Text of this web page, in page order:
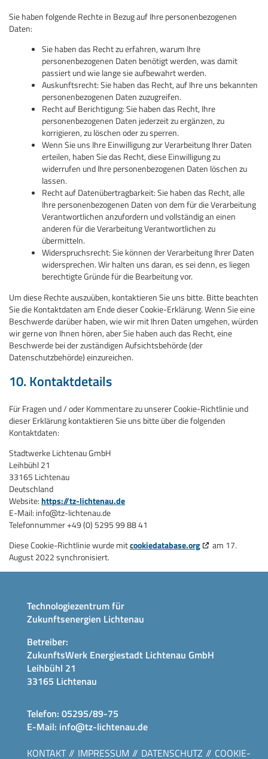
Sie haben folgende Rechte in Bezug auf Ihre personenbezogenen
Daten:
Sie haben das Recht zu erfahren, warum Ihre
personenbezogenen Daten benötigt werden, was damit
passiert und wie lange sie aufbewahrt werden.
Auskunftsrecht: Sie haben das Recht, auf Ihre uns bekannten
personenbezogenen Daten zuzugreifen.
Recht auf Berichtigung: Sie haben das Recht, Ihre
personenbezogenen Daten jederzeit zu ergänzen, zu
korrigieren, zu löschen oder zu sperren.
Wenn Sie uns Ihre Einwilligung zur Verarbeitung Ihrer Daten
erteilen, haben Sie das Recht, diese Einwilligung zu
widerrufen und Ihre personenbezogenen Daten löschen zu
lassen.
Recht auf Datenübertragbarkeit: Sie haben das Recht, alle
Ihre personenbezogenen Daten von dem für die Verarbeitung
Verantwortlichen anzufordern und vollständig an einen
anderen für die Verarbeitung Verantwortlichen zu
übermitteln.
Widerspruchsrecht: Sie können der Verarbeitung Ihrer Daten
widersprechen. Wir halten uns daran, es sei denn, es liegen
berechtigte Gründe für die Bearbeitung vor.
Um diese Rechte auszuüben, kontaktieren Sie uns bitte. Bitte beachten
Sie die Kontaktdaten am Ende dieser Cookie-Erklärung. Wenn Sie eine
Beschwerde darüber haben, wie wir mit Ihren Daten umgehen, würden
wir gerne von Ihnen hören, aber Sie haben auch das Recht, eine
Beschwerde bei der zuständigen Aufsichtsbehörde (der
Datenschutzbehörde) einzureichen.
10. Kontaktdetails
Für Fragen und / oder Kommentare zu unserer Cookie-Richtlinie und
dieser Erklärung kontaktieren Sie uns bitte über die folgenden
Kontaktdaten:
Stadtwerke Lichtenau GmbH
Leihbühl 21
33165 Lichtenau
Deutschland
Website:https://tz-lichtenau.de
E-Mail: info@tz-lichtenau.de
Telefonnummer +49 (0) 5295 99 88 41
Diese Cookie-Richtlinie wurde mitcookiedatabase.org
am 17.
August 2022 synchronisiert.
Technologiezentrum für
Zukunftsenergien Lichtenau
Betreiber:
ZukunftsWerk Energiestadt Lichtenau GmbH
Leihbühl 21
33165 Lichtenau
Telefon: 05295/89-75
E-Mail: info@tz-lichtenau.de
KONTAKT
IMPRESSUM DATENSCHUTZ COOKIE-